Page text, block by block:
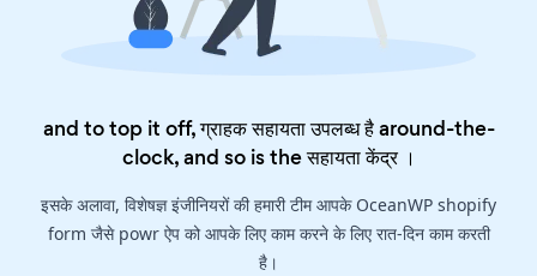
and to top it off, ग्राहक सहायता उपलब्ध है around-the-
clock, and so is theसहायता केंद्र।
इसके अलावा, विशेषज्ञ इंजीनियरों की हमारी टीम आपके OceanWP shopify
form जैसे powr ऐप को आपके लिए काम करने के लिए रात-दिन काम करती
है।